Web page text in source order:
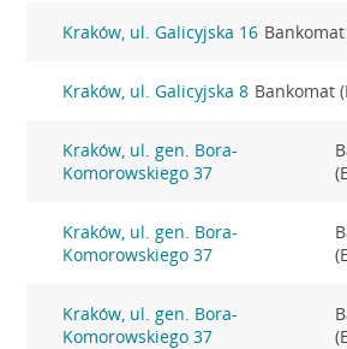
Kraków, ul. Galicyjska 16
Kraków, ul. Galicyjska 8 Bankomat
Kraków, ul. gen. Bora-
Komorowskiego 37
Kraków, ul. gen. Bora-
Komorowskiego 37
Kraków, ul. gen. Bora-
Komorowskiego 37